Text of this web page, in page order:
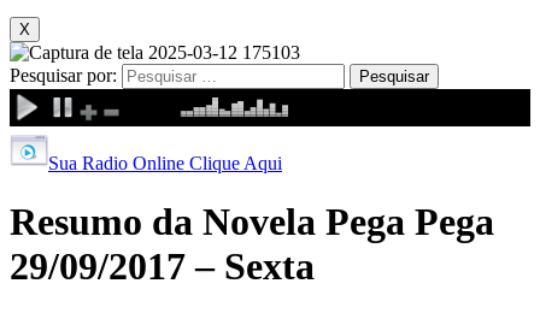
X
Pesquisar por:
Sua Radio Online Clique Aqui
Resumo da Novela Pega Pega
29/09/2017 – Sexta